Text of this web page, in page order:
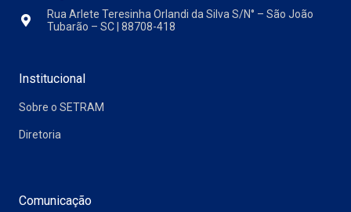
Rua Arlete Teresinha Orlandi da Silva S/N° – São João
Tubarão – SC | 88708-418
Institucional
Sobre o SETRAM
Diretoria
Comunicação